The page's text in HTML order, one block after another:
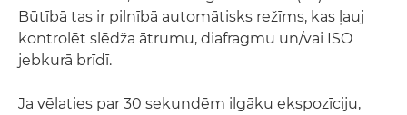
Būtībā tas ir pilnībā automātisks režīms, kas ļauj
kontrolēt slēdža ātrumu, diafragmu un/vai ISO
jebkurā brīdī.
Ja vēlaties par 30 sekundēm ilgāku ekspozīciju,